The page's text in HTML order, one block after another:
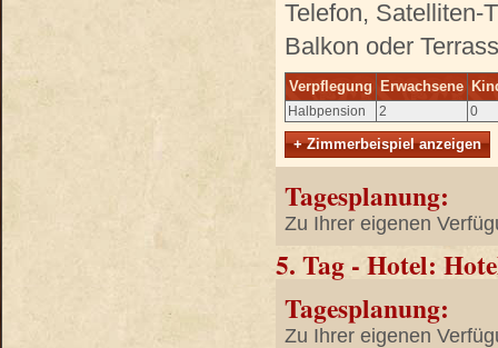
Telefon, Satelliten-
Balkon oder
Verpflegung Erwachsene
Halbpension 2 0
+ Zimmerbeispiel anzeigen
Tagesplanung:
Zu Ihrer eigenen
5. Tag - Hotel:
Tagesplanung:
Zu Ihrer eigenen